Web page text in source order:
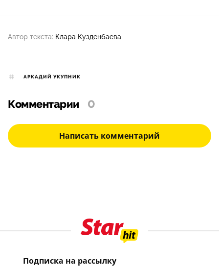
Автор текста: Клара Кузденбаева
АРКАДИЙ УКУПНИК
Комментарии 0
Написать комментарий
Подписка на рассылку